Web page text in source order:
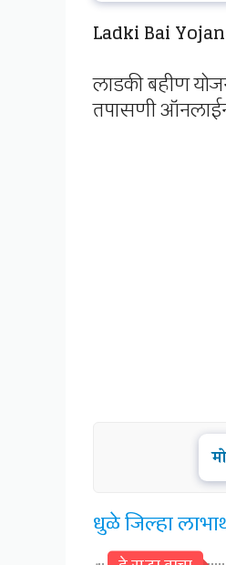
Ladki Bai
लाडकी बहीण
तपासणी ऑनलाईन
धुळे जिल्हा